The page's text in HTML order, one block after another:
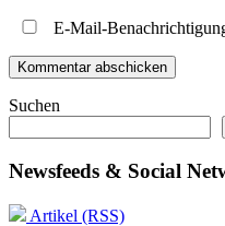
E-Mail-
Suchen
Newsfeeds & Social
Artikel (RSS)